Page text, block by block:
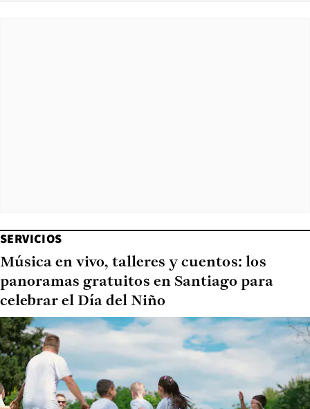
SERVICIOS
Música en vivo, talleres y cuentos: los
panoramas gratuitos en Santiago para
celebrar el Día del Niño